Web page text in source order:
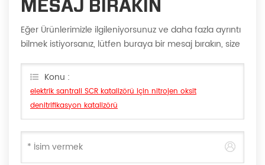
MESAJ BIRAKIN
Eğer Ürünlerimizle ilgileniyorsunuz ve daha fazla ayrıntı
bilmek istiyorsanız, lütfen buraya bir mesaj bırakın, size
Konu :
elektrik santrali SCR katalizörü için nitrojen oksit
denitrifikasyon katalizörü